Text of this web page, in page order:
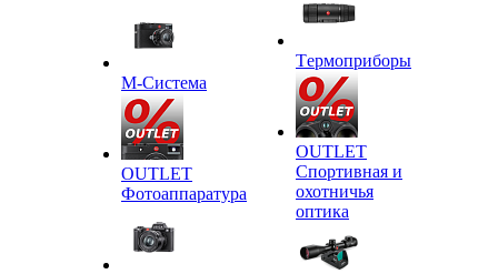
M-Система
OUTLET
Фотоаппаратура
Tермоприборы
OUTLET
Спортивная и
охотничья
оптика